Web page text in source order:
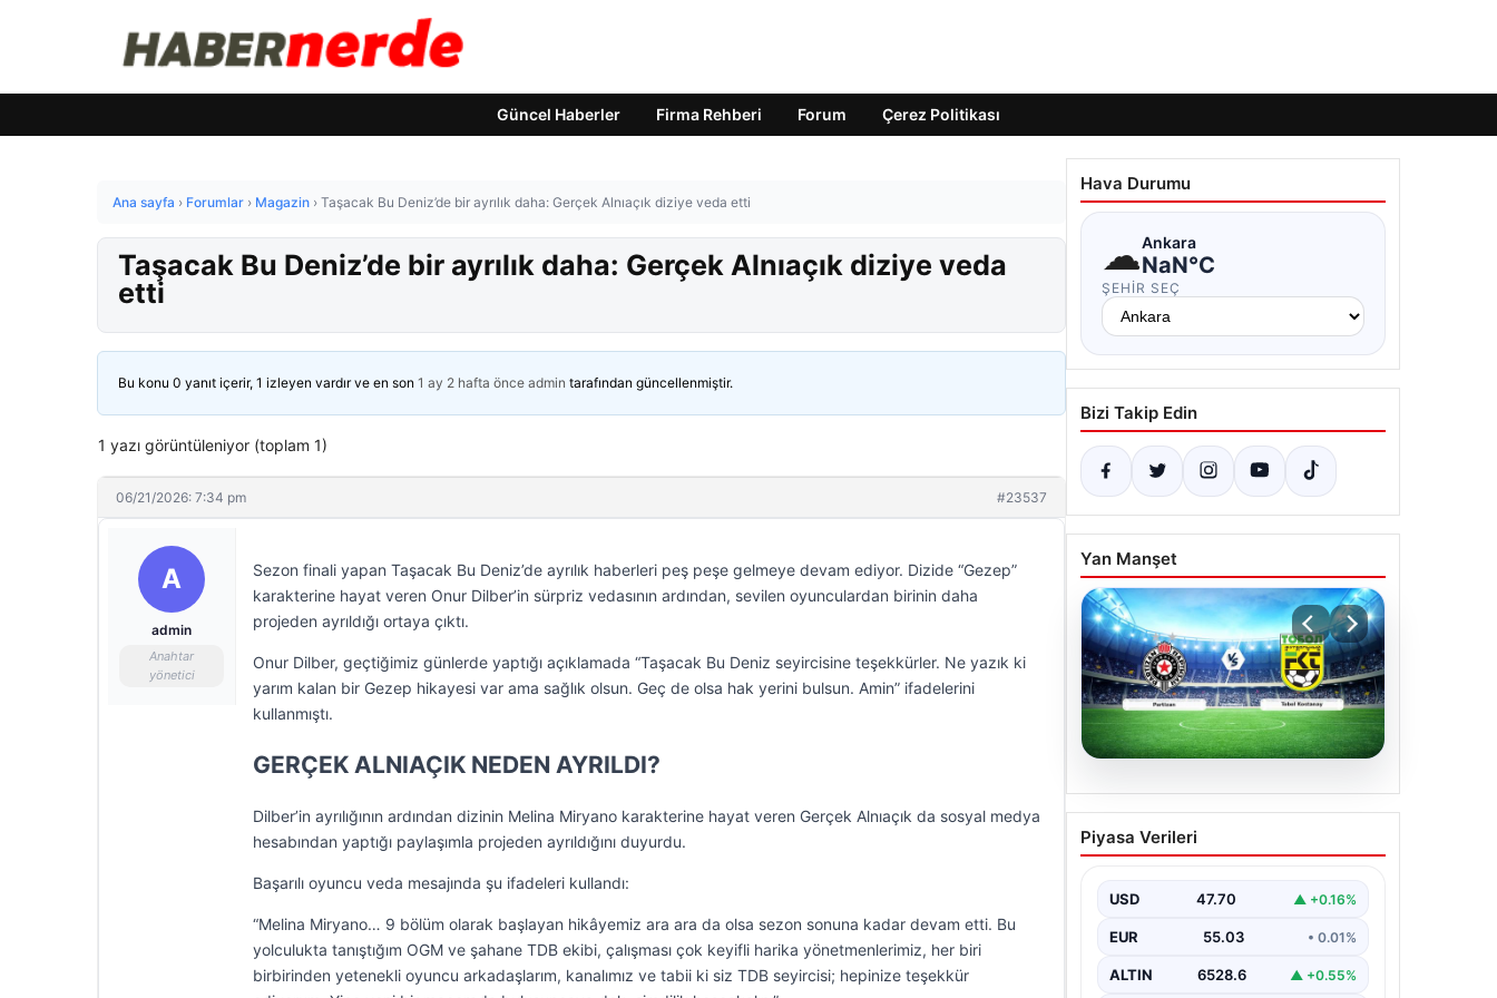
Güncel Haberler Firma Rehberi Forum Çerez Politikası
Ana sayfa › Forumlar › Magazin › Taşacak Bu Deniz’de bir ayrılık daha: Gerçek Alnıaçık diziye veda etti
Taşacak Bu Deniz’de bir ayrılık daha: Gerçek Alnıaçık diziye veda
etti
Bu konu 0 yanıt içerir, 1 izleyen vardır ve en son 1 ay 2 hafta önce admin tarafından güncellenmiştir.
1 yazı görüntüleniyor (toplam 1)
06/21/2026: 7:34 pm #23537
A
admin
Anahtar
yönetici
Sezon finali yapan Taşacak Bu Deniz’de ayrılık haberleri peş peşe gelmeye devam ediyor. Dizide “Gezep”
karakterine hayat veren Onur Dilber’in sürpriz vedasının ardından, sevilen oyunculardan birinin daha
projeden ayrıldığı ortaya çıktı.
Onur Dilber, geçtiğimiz günlerde yaptığı açıklamada “Taşacak Bu Deniz seyircisine teşekkürler. Ne yazık ki
yarım kalan bir Gezep hikayesi var ama sağlık olsun. Geç de olsa hak yerini bulsun. Amin” ifadelerini
kullanmıştı.
GERÇEK ALNIAÇIK NEDEN AYRILDI?
Dilber’in ayrılığının ardından dizinin Melina Miryano karakterine hayat veren Gerçek Alnıaçık da sosyal medya
hesabından yaptığı paylaşımla projeden ayrıldığını duyurdu.
Başarılı oyuncu veda mesajında şu ifadeleri kullandı:
“Melina Miryano… 9 bölüm olarak başlayan hikâyemiz ara ara da olsa sezon sonuna kadar devam etti. Bu
yolculukta tanıştığım OGM ve şahane TDB ekibi, çalışması çok keyifli harika yönetmenlerimiz, her biri
birbirinden yetenekli oyuncu arkadaşlarım, kanalımız ve tabii ki siz TDB seyircisi; hepinize teşekkür
Hava Durumu
☁Ankara
NaN°C
ŞEHIR SEÇ
Bizi Takip Edin
Yan Manşet
06.08.2026
CANLI | Partizan – Tobol
Kostanay Canlı Maç
Piyasa Verileri
USD 47.70 ▲ +0.16%
EUR 55.03 • 0.01%
ALTIN 6528.6 ▲ +0.55%